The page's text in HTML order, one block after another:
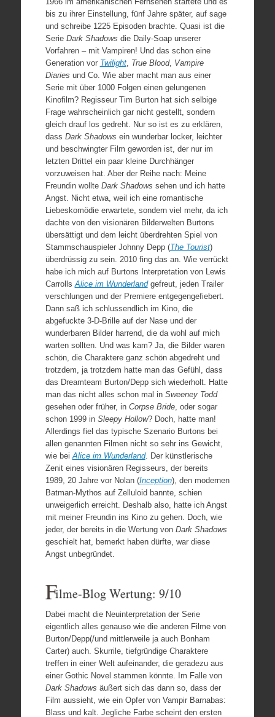
bis zu ihrer Einstellung, fünf Jahre später, auf sage
und schreibe 1225 Episoden brachte. Quasi ist die
Serie Dark Shadows die Daily-Soap unserer
Vorfahren – mit Vampiren! Und das schon eine
Generation vor Twilight, True Blood, Vampire
Diaries und Co. Wie aber macht man aus einer
Serie mit über 1000 Folgen einen gelungenen
Kinofilm? Regisseur Tim Burton hat sich selbige
Frage wahrscheinlich gar nicht gestellt, sondern
gleich drauf los gedreht. Nur so ist es zu erklären,
dass Dark Shadows ein wunderbar locker, leichter
und beschwingter Film geworden ist, der nur im
letzten Drittel ein paar kleine Durchhänger
vorzuweisen hat. Aber der Reihe nach: Meine
Freundin wollte Dark Shadows sehen und ich hatte
Angst. Nicht etwa, weil ich eine romantische
Liebeskomödie erwartete, sondern viel mehr, da ich
dachte von den visionären Bilderwelten Burtons
übersättigt und dem leicht überdrehten Spiel von
Stammschauspieler Johnny Depp (The Tourist)
überdrüssig zu sein. 2010 fing das an. Wie verrückt
habe ich mich auf Burtons Interpretation von Lewis
Carrolls Alice im Wunderlandgefreut, jeden Trailer
verschlungen und der Premiere entgegengefiebert.
Dann saß ich schlussendlich im Kino, die
abgefuckte 3-D-Brille auf der Nase und der
wunderbaren Bilder harrend, die da wohl auf mich
warten sollten. Und was kam? Ja, die Bilder waren
schön, die Charaktere ganz schön abgedreht und
trotzdem, ja trotzdem hatte man das Gefühl, dass
das Dreamteam Burton/Depp sich wiederholt. Hatte
man das nicht alles schon mal in Sweeney Todd
gesehen oder früher, in Corpse Bride, oder sogar
schon 1999 in Sleepy Hollow? Doch, hatte man!
Allerdings fiel das typische Szenario Burtons bei
allen genannten Filmen nicht so sehr ins Gewicht,
wie bei Alice im Wunderland. Der künstlerische
Zenit eines visionären Regisseurs, der bereits
1989, 20 Jahre vor Nolan (Inception), den modernen
Batman-Mythos auf Zelluloid bannte, schien
unweigerlich erreicht. Deshalb also, hatte ich Angst
mit meiner Freundin ins Kino zu gehen. Doch, wie
jeder, der bereits in die Wertung von Dark Shadows
geschielt hat, bemerkt haben dürfte, war diese
Angst unbegründet.
Filme-Blog Wertung: 9/10
Dabei macht die Neuinterpretation der Serie
eigentlich alles genauso wie die anderen Filme von
Burton/Depp(/und mittlerweile ja auch Bonham
Carter) auch. Skurrile, tiefgründige Charaktere
treffen in einer Welt aufeinander, die geradezu aus
einer Gothic Novel stammen könnte. Im Falle von
Dark Shadows äußert sich das dann so, dass der
Film aussieht, wie ein Opfer von Vampir Barnabas:
Blass und kalt. Jegliche Farbe scheint den ersten